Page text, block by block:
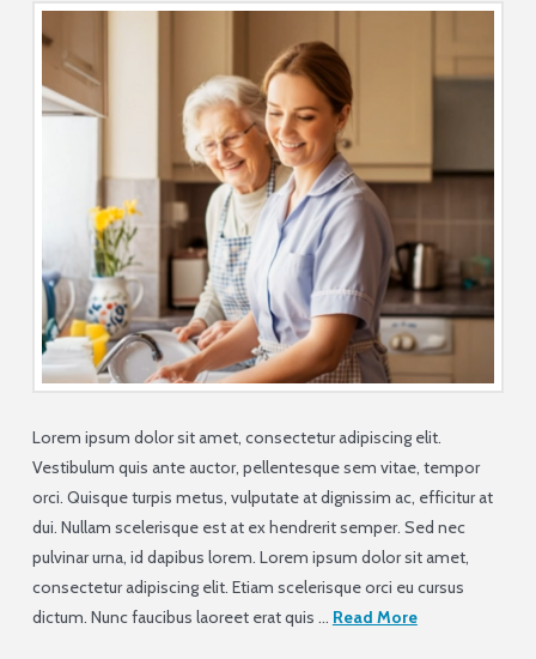
Lorem ipsum dolor sit amet, consectetur adipiscing elit.
Vestibulum quis ante auctor, pellentesque sem vitae, tempor
orci. Quisque turpis metus, vulputate at dignissim ac, efficitur at
dui. Nullam scelerisque est at ex hendrerit semper. Sed nec
pulvinar urna, id dapibus lorem. Lorem ipsum dolor sit amet,
consectetur adipiscing elit. Etiam scelerisque orci eu cursus
dictum. Nunc faucibus laoreet erat quis … Read More